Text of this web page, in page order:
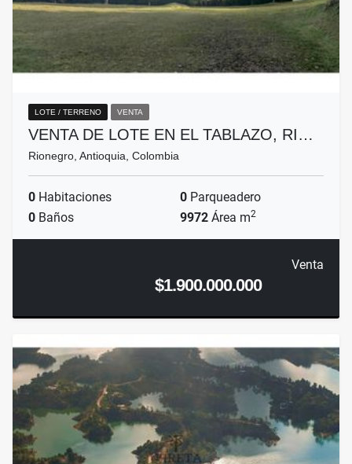
LOTE / TERRENO VENTA
VENTA DE LOTE EN EL TABLAZO, RI…
Rionegro, Antioquia, Colombia
0 Habitaciones 0 Parqueadero
0 Baños 9972 Área m2
Venta
$1.900.000.000